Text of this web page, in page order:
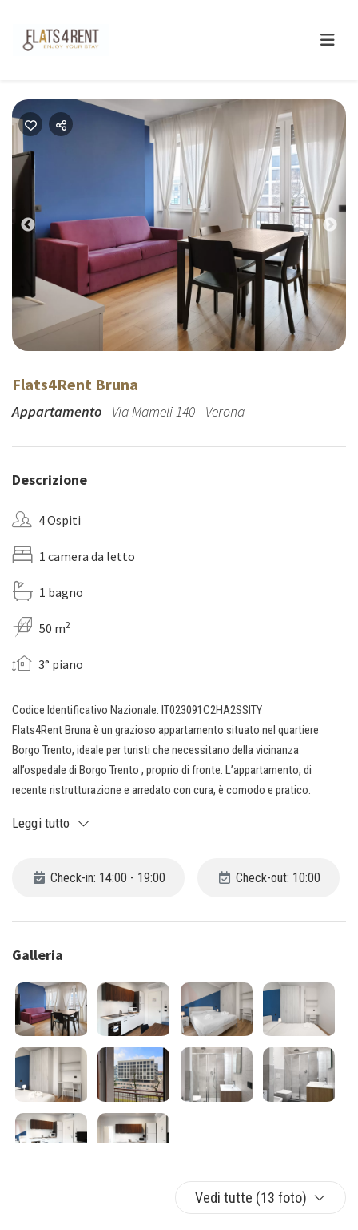
Previous
Flats4Rent Bruna
Appartamento- Via Mameli 140 - Verona
Descrizione
4 Ospiti
1 camera da letto
1 bagno
50 m2
3° piano
Codice Identificativo Nazionale: IT023091C2HA2SSITY
Flats4Rent Bruna è un grazioso appartamento situato nel quartiere
Borgo Trento, ideale per turisti che necessitano della vicinanza
all’ospedale di Borgo Trento , proprio di fronte. L’appartamento, di
recente ristrutturazione e arredato con cura, è comodo e pratico.
camera matrimoniale, un ampio soggiorno con cucina attrezzata, un
servizi e attrazioni della città.
Leggi tutto
Check-in: 14:00 - 19:00 Check-out: 10:00
Galleria
Vedi tutte (13 foto)